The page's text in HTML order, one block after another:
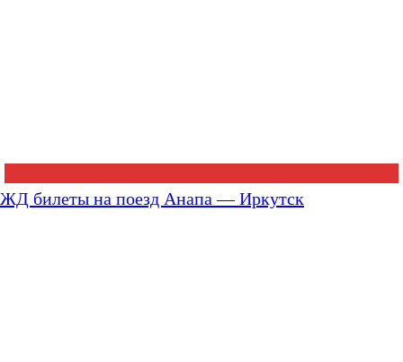
ЖД билеты на поезд Анапа — Иркутск